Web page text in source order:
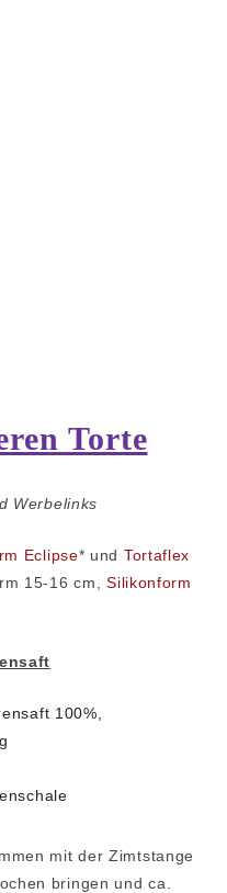
Torte
Werbelinks
Eclipse* und Tortaflex
15-16 cm,Silikonform
100%,
mit der Zimtstange
bringen und ca.